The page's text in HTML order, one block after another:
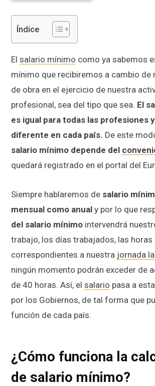
Índice
El salario mínimo como ya sabemos
mínimo que recibiremos a cambio de
de obra en el ejercicio de nuestra
profesional, sea del tipo que sea. El
es igual para todas las profesiones
diferente en cada país. De este
salario mínimo depende del
quedará registrado en el portal del
Siempre hablaremos de salario
mensual como anual y por lo que
del salario mínimo intervendrá
trabajo, los días trabajados, las horas
correspondientes a nuestra jornada
ningún momento podrán exceder de
de 40 horas. Así, el salario pasa a
por los Gobiernos, de tal forma que
función de cada país.
¿Cómo funciona la
de salario mínimo?